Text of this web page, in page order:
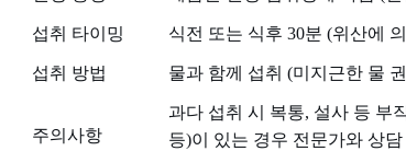
섭취 타이밍 식전 또는 식후 30분 (위산에
섭취 방법 물과 함께 섭취 (미지근한 물
주의사항
과다 섭취 시 복통, 설사 등 부
등)이 있는 경우 전문가와 상